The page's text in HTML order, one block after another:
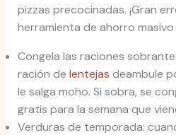
pizzas precocinadas. ¡Gran
herramienta de ahorro masivo
Congela las raciones
ración de lentejas deambule
le salga moho. Si sobra, se
gratis para la semana que
Verduras de temporada: